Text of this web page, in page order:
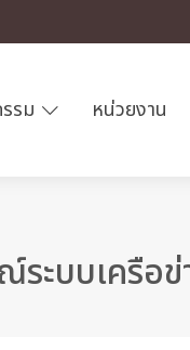
รม หน่วยงาน
ระบบเครือ